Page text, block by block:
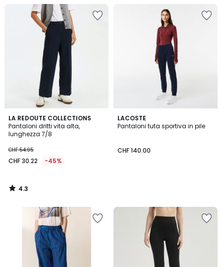
LA REDOUTE COLLECTIONS
Pantaloni dritti vita alta,
lunghezza 7/8
CHF 54.95
CHF 30.22 -45%
4.3
/ 5
4.3
/
LACOSTE
Pantaloni tuta sportiva in pile
CHF 140.00